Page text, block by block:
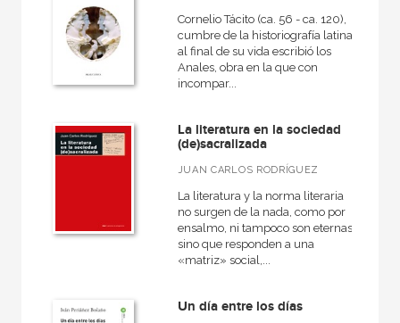
Cornelio Tácito (ca. 56 - ca. 120),
cumbre de la historiografía latina,
al final de su vida escribió los
Anales, obra en la que con
incompar...
La literatura en la sociedad
(de)sacralizada
JUAN CARLOS RODRÍGUEZ
La literatura y la norma literaria
no surgen de la nada, como por
ensalmo, ni tampoco son eternas,
sino que responden a una
«matriz» social,...
Un día entre los días